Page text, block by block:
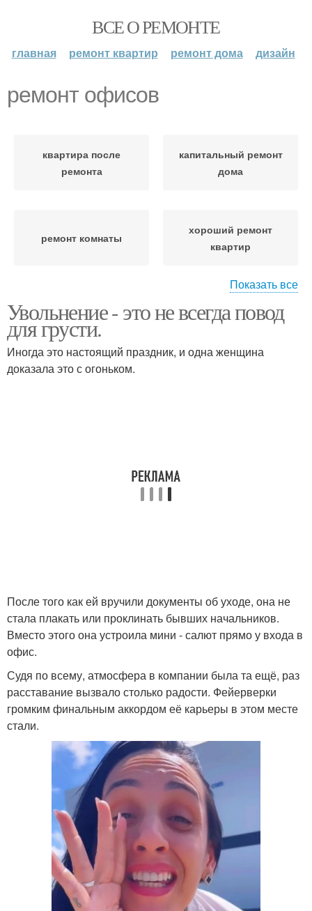
ВСЕ О РЕМОНТЕ
главная ремонт квартир ремонт дома дизайн
ремонт офисов
квартира после
ремонта
капитальный ремонт
дома
ремонт комнаты
хороший ремонт
квартир
виды ремонта квартир ремонт и отделка
Показать все
Увольнение - это не всегда повод
для грусти.
Иногда это настоящий праздник, и одна женщина
доказала это с огоньком.
После того как ей вручили документы об уходе, она не
стала плакать или проклинать бывших начальников.
Вместо этого она устроила мини - салют прямо у входа в
офис.
Судя по всему, атмосфера в компании была та ещё, раз
расставание вызвало столько радости. Фейерверки
громким финальным аккордом её карьеры в этом месте
стали.